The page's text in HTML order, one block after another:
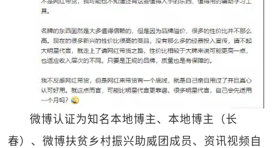
微博认证为知名本地博主、本地博主（长
春）、微博扶贫乡村振兴助威团成员、资讯视频自